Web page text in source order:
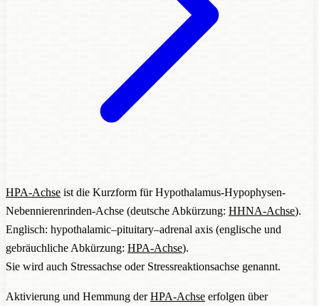
HPA-Achse ist die Kurzform fürHypothalamus-Hypophysen-
Nebennierenrinden-Achse (deutsche Abkürzung: HHNA-Achse).
Englisch: hypothalamic–pituitary–adrenal axis (englische und
gebräuchliche Abkürzung: HPA-Achse).
Sie wird auch Stressachse oder Stressreaktionsachse genannt.
Aktivierung und Hemmung derHPA-Achse erfolgen über